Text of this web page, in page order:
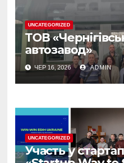
UNCATEGORIZED
ТОВ
автозавод»
ЧЕР 16, 2026 ADMIN
UNCATEGORIZED
Участь у